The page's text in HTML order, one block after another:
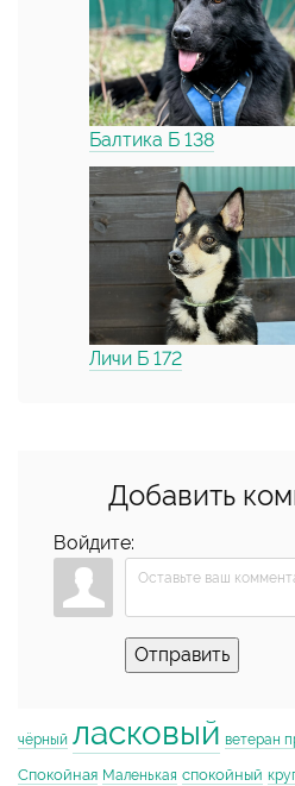
Балтика Б 138
Личи Б 172
Добавить
Войдите:
Отправить
чёрный ласковый ветеран
Спокойная Маленькая спокойный